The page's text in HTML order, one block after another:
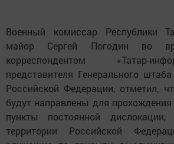
Военный комиссар Республики
майор Сергей Погодин во
корреспондентом «Татар-
представителя Генерального
Российской Федерации, отметил,
будут направлены для
пункты постоянной
территории Российской